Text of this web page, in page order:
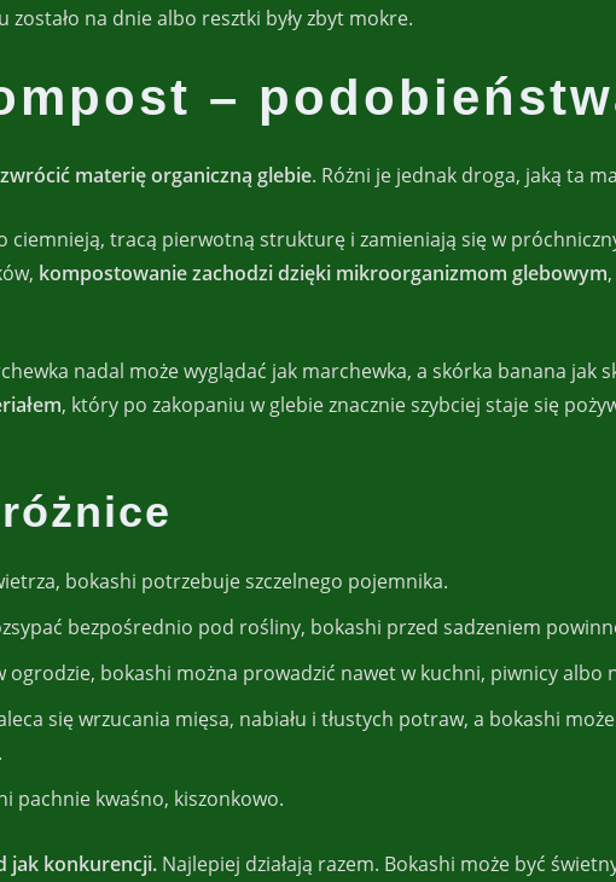
zostało na dnie albo resztki były zbyt mokre.
–
zwrócić materię organiczną glebie. Różni je jednak droga, jaką ta
tracą pierwotną strukturę i zamieniają się w
kompostowanie zachodzi dzięki mikroorganizmom glebowym
nadal może wyglądać jak marchewka, a skórka banana jak
, który po zakopaniu w glebie znacznie szybciej staje się
bokashi potrzebuje szczelnego pojemnika.
bezpośrednio pod rośliny, bokashi przed sadzeniem
ogrodzie, bokashi można prowadzić nawet w kuchni, piwnicy albo
się wrzucania mięsa, nabiału i tłustych potraw, a bokashi
pachnie kwaśno, kiszonkowo.
jak konkurencji. Najlepiej działają razem. Bokashi może być